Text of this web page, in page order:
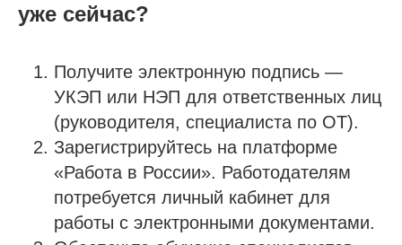
уже сейчас?
Получите электронную подпись —
УКЭП или НЭП для ответственных лиц
(руководителя, специалиста по ОТ).
Зарегистрируйтесь на платформе
«Работа в России». Работодателям
потребуется личный кабинет для
работы с электронными документами.